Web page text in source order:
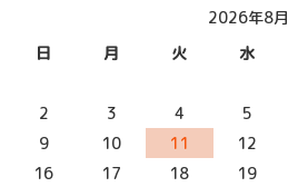
2026年8月
日
月 火 水
2
3 4 5
9
10 11 12
16
17 18 19